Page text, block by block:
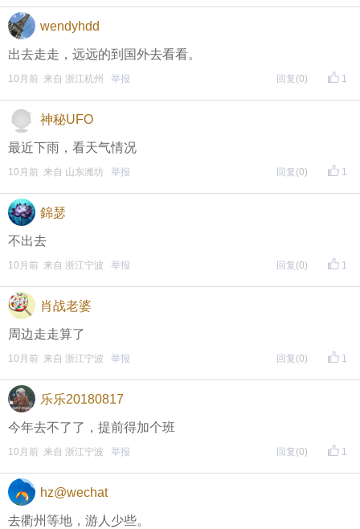
方式二 ：安卓系统已经上线，请大家在安卓应用市场
页面搜索下载
东方热线APP新版本功能具体可参见【新版东方热线APP
全新上线！这些新功能你了解吗？
即可查看https://bbs.cnool.net/10733168.html
• 友情提醒
恶意灌水/答非所问，视为无效
未在规定时间内回复，视为无效
（重要的事情说三遍）
评论主题内容即可领取红包！
期待每晚8点，与您不见不散！
wendyhdd
出去走走，远远的到国外去看看。
1
10月前 来自 浙江杭州 举报 回复 (0)
神秘UFO
最近下雨，看天气情况
1
10月前 来自 山东潍坊 举报 回复 (0)
錦瑟
不出去
1
10月前 来自 浙江宁波 举报 回复 (0)
肖战老婆
周边走走算了
1
10月前 来自 浙江宁波 举报 回复 (0)
乐乐20180817
今年去不了了，提前得加个班
1
10月前 来自 浙江宁波 举报 回复 (0)
hz@wechat
去衢州等地，游人少些。